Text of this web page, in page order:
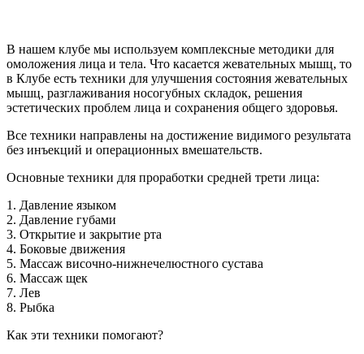
В нашем клубе мы используем комплексные методики для
омоложения лица и тела. Что касается жевательных мышц, то
в Клубе есть техники для улучшения состояния жевательных
мышц, разглаживания носогубных складок, решения
эстетических проблем лица и сохранения общего здоровья.
Все техники направлены на достижение видимого результата
без инъекций и операционных вмешательств.
Основные техники для проработки средней трети лица:
1. Давление языком
2. Давление губами
3. Открытие и закрытие рта
4. Боковые движения
5. Массаж височно-нижнечелюстного сустава
6. Массаж щек
7. Лев
8. Рыбка
Как эти техники помогают?